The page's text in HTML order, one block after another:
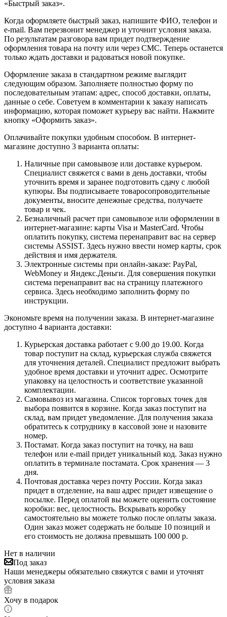
«Быстрый заказ».
Когда оформляете быстрый заказ, напишите ФИО, телефон и
e-mail. Вам перезвонит менеджер и уточнит условия заказа.
По результатам разговора вам придет подтверждение
оформления товара на почту или через СМС. Теперь останется
только ждать доставки и радоваться новой покупке.
Оформление заказа в стандартном режиме выглядит
следующим образом. Заполняете полностью форму по
последовательным этапам: адрес, способ доставки, оплаты,
данные о себе. Советуем в комментарии к заказу написать
информацию, которая поможет курьеру вас найти. Нажмите
кнопку «Оформить заказ».
Оплачивайте покупки удобным способом. В интернет-
магазине доступно 3 варианта оплаты:
Наличные при самовывозе или доставке курьером.
Специалист свяжется с вами в день доставки, чтобы
уточнить время и заранее подготовить сдачу с любой
купюры. Вы подписываете товаросопроводительные
документы, вносите денежные средства, получаете
товар и чек.
Безналичный расчет при самовывозе или оформлении в
интернет-магазине: карты Visa и MasterCard. Чтобы
оплатить покупку, система перенаправит вас на сервер
системы ASSIST. Здесь нужно ввести номер карты, срок
действия и имя держателя.
Электронные системы при онлайн-заказе: PayPal,
WebMoney и Яндекс.Деньги. Для совершения покупки
система перенаправит вас на страницу платежного
сервиса. Здесь необходимо заполнить форму по
инструкции.
Экономьте время на получении заказа. В интернет-магазине
доступно 4 варианта доставки:
Курьерская доставка работает с 9.00 до 19.00. Когда
товар поступит на склад, курьерская служба свяжется
для уточнения деталей. Специалист предложит выбрать
удобное время доставки и уточнит адрес. Осмотрите
упаковку на целостность и соответствие указанной
комплектации.
Самовывоз из магазина. Список торговых точек для
выбора появится в корзине. Когда заказ поступит на
склад, вам придет уведомление. Для получения заказа
обратитесь к сотруднику в кассовой зоне и назовите
номер.
Постамат. Когда заказ поступит на точку, на ваш
телефон или e-mail придет уникальный код. Заказ нужно
оплатить в терминале постамата. Срок хранения — 3
дня.
Почтовая доставка через почту России. Когда заказ
придет в отделение, на ваш адрес придет извещение о
посылке. Перед оплатой вы можете оценить состояние
коробки: вес, целостность. Вскрывать коробку
самостоятельно вы можете только после оплаты заказа.
Один заказ может содержать не больше 10 позиций и
его стоимость не должна превышать 100 000 р.
Нет в наличии
Под заказ
Наши менеджеры обязательно свяжутся с вами и уточнят
условия заказа
Хочу в подарок